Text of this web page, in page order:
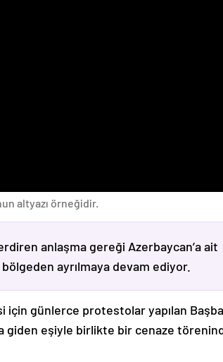
altyazı örneğidir.
anlaşma gereği Azerbaycan’a ait
ayrılmaya devam ediyor.
için günlerce protestolar yapılan
giden eşiyle birlikte bir cenaze